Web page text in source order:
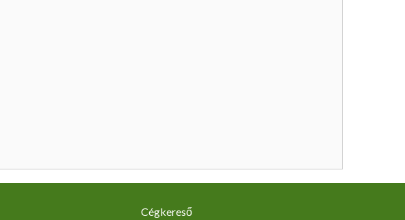
Cégkereső